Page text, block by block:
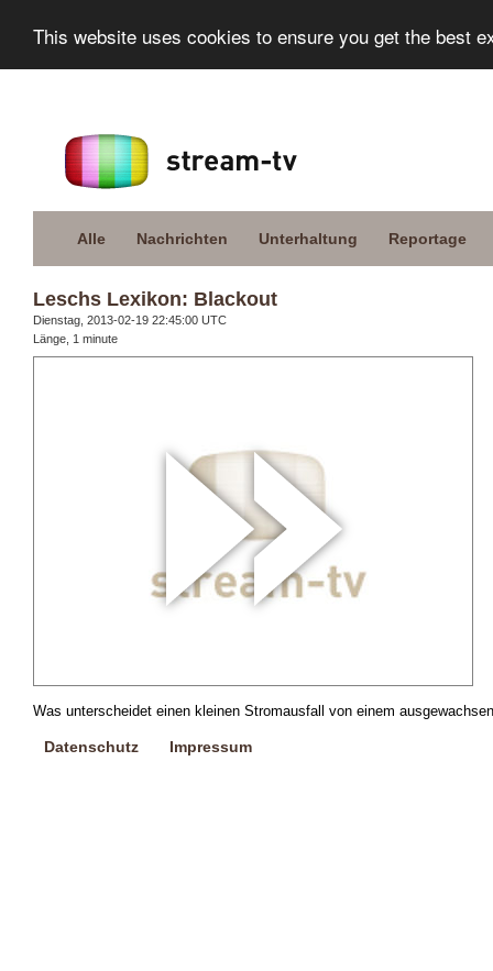
This website uses cookies to ensure you get the best
Alle Nachrichten Unterhaltung Reportage
Leschs Lexikon: Blackout
Dienstag, 2013-02-19 22:45:00 UTC
Länge, 1 minute
Was unterscheidet einen kleinen Stromausfall von einem
Datenschutz Impressum